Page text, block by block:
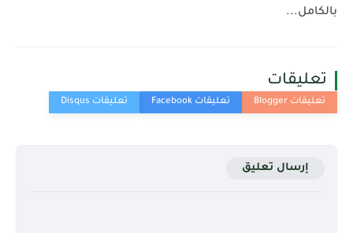
بالكامل...
تعليقات
إرسال تعليق